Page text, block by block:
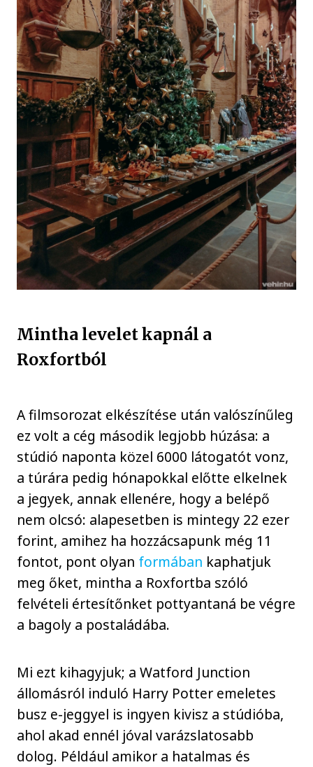
Mintha levelet kapnál a
Roxfortból
A filmsorozat elkészítése után valószínűleg
ez volt a cég második legjobb húzása: a
stúdió naponta közel 6000 látogatót vonz,
a túrára pedig hónapokkal előtte elkelnek
a jegyek, annak ellenére, hogy a belépő
nem olcsó: alapesetben is mintegy 22 ezer
forint, amihez ha hozzácsapunk még 11
fontot, pont olyan formában kaphatjuk
meg őket, mintha a Roxfortba szóló
felvételi értesítőnket pottyantaná be végre
a bagoly a postaládába.
Mi ezt kihagyjuk; a Watford Junction
állomásról induló Harry Potter emeletes
busz e-jeggyel is ingyen kivisz a stúdióba,
ahol akad ennél jóval varázslatosabb
dolog. Például amikor a hatalmas és